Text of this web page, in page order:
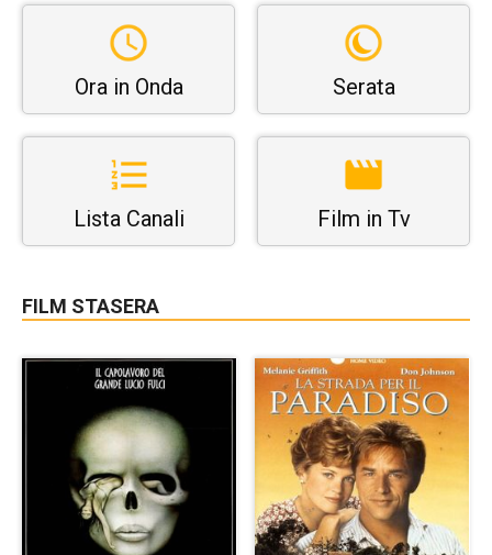
Ora in Onda Serata
Lista Canali Film in Tv
FILM STASERA